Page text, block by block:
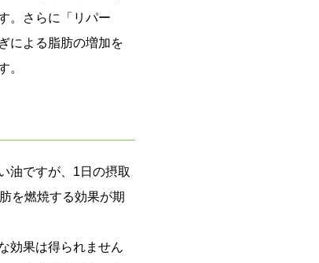
。さらに「リパー
による脂肪の増加を
。
油ですが、1日の摂取
を燃焼する効果が期
効果は得られません